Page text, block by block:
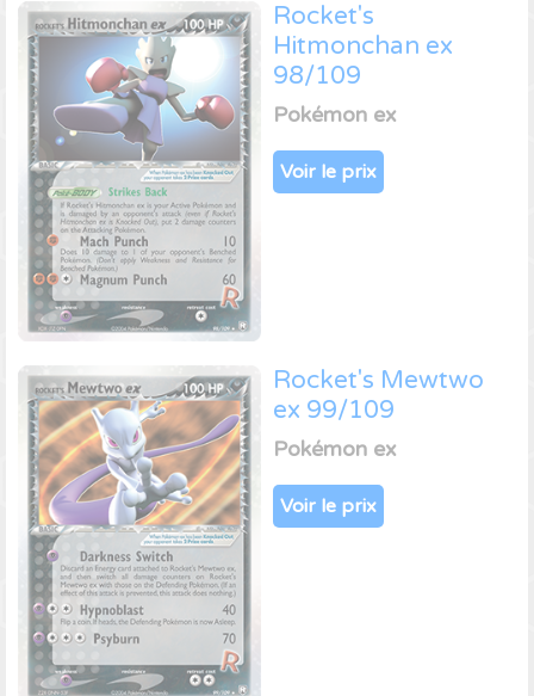
Rocket's
Hitmonchan ex
98/109
Pokémon ex
Voir le prix
Rocket's Mewtwo
ex 99/109
Pokémon ex
Voir le prix